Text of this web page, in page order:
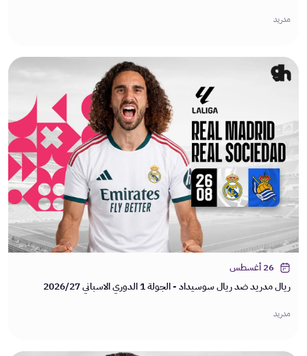
مدريد
26 أغسطس
ريال مدريد ضد ريال سوسيداد - الجولة 1 الدوري الاسباني 2026/27
مدريد